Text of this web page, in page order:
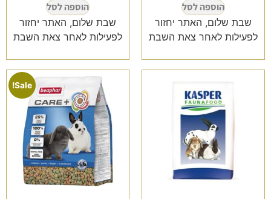
הוספה לסל
שבת שלום, האתר יחזור
לפעילות לאחר צאת השבת
הוספה לסל
שבת שלום, האתר יחזור
לפעילות לאחר צאת השבת
Sale!